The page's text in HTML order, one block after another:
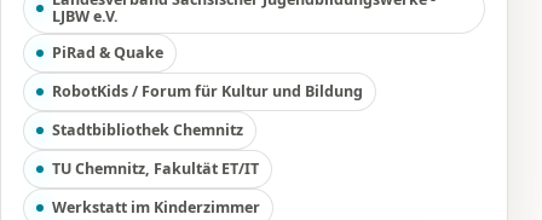
LJBW e.V.
PiRad & Quake
RobotKids / Forum für Kultur und Bildung
Stadtbibliothek Chemnitz
TU Chemnitz, Fakultät ET/IT
Werkstatt im Kinderzimmer